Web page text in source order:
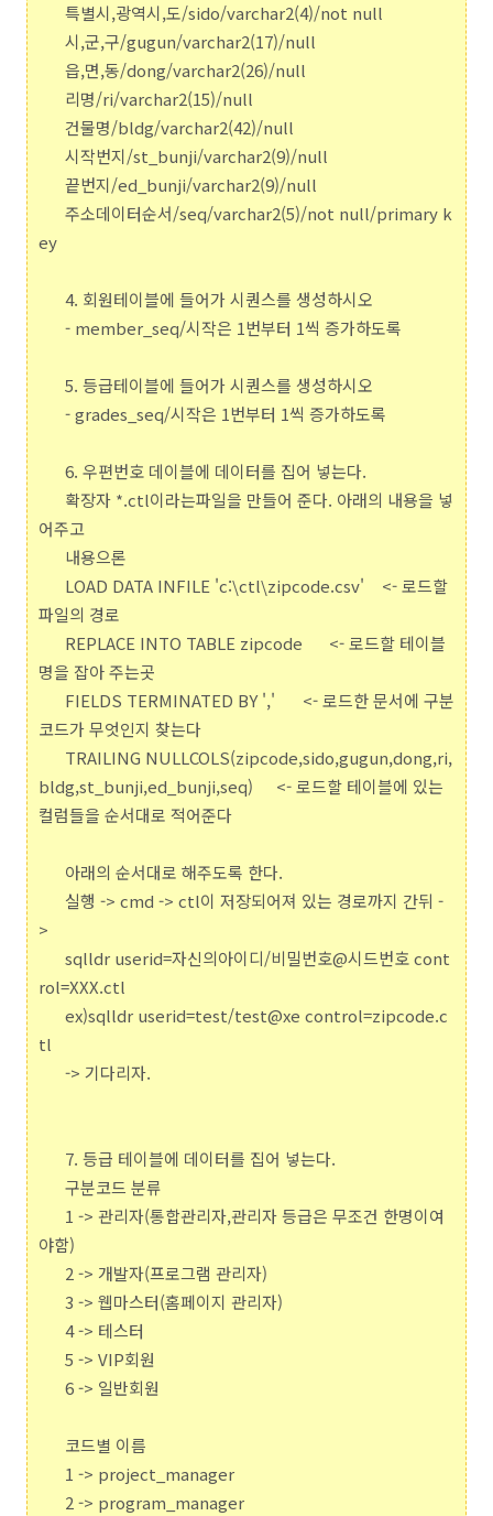
특별시,광역시,도/sido/varchar2(4)/not null
시,군,구/gugun/varchar2(17)/null
읍,면,동/dong/varchar2(26)/null
리명/ri/varchar2(15)/null
건물명/bldg/varchar2(42)/null
시작번지/st_bunji/varchar2(9)/null
끝번지/ed_bunji/varchar2(9)/null
주소데이터순서/seq/varchar2(5)/not null/primary k
ey
4. 회원테이블에 들어가 시퀀스를 생성하시오
- member_seq/시작은 1번부터 1씩 증가하도록
5. 등급테이블에 들어가 시퀀스를 생성하시오
- grades_seq/시작은 1번부터 1씩 증가하도록
6. 우편번호 데이블에 데이터를 집어 넣는다.
확장자 *.ctl이라는파일을 만들어 준다. 아래의 내용을 넣
어주고
내용으론
LOAD DATA INFILE 'c:\ctl\zipcode.csv'
<- 로드할
파일의 경로
REPLACE INTO TABLE zipcode
<- 로드할 테이블
명을 잡아 주는곳
FIELDS TERMINATED BY ','
<- 로드한 문서에 구분
코드가 무엇인지 찾는다
TRAILING NULLCOLS(zipcode,sido,gugun,dong,ri,
bldg,st_bunji,ed_bunji,seq)
<- 로드할 테이블에 있는
컬럼들을 순서대로 적어준다
아래의 순서대로 해주도록 한다.
실행 -> cmd -> ctl이 저장되어져 있는 경로까지 간뒤 -
>
sqlldr userid=자신의아이디/비밀번호@시드번호 cont
rol=XXX.ctl
ex)sqlldr userid=test/test@xe control=zipcode.c
tl
-> 기다리자.
7. 등급 테이블에 데이터를 집어 넣는다.
구분코드 분류
1 -> 관리자(통합관리자,관리자 등급은 무조건 한명이여
야함)
2 -> 개발자(프로그램 관리자)
3 -> 웹마스터(홈페이지 관리자)
4 -> 테스터
5 -> VIP회원
6 -> 일반회원
코드별 이름
1 -> project_manager
2 -> program_manager